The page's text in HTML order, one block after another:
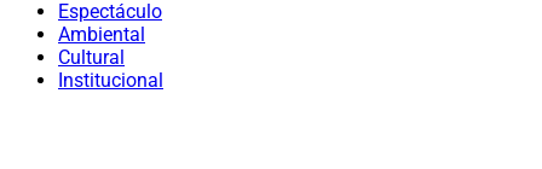
Espectáculo
Ambiental
Cultural
Institucional